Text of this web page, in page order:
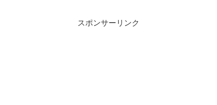
スポンサーリンク